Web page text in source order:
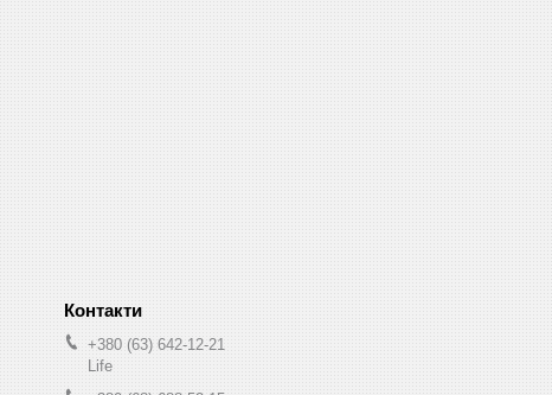
+380 (63) 642-12-21
Life